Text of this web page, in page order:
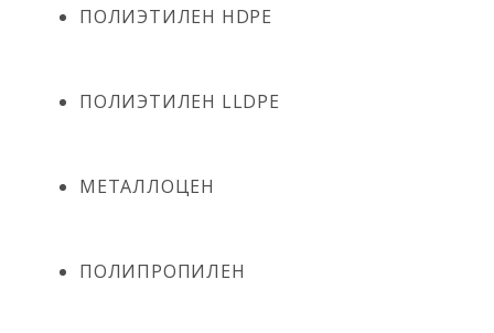
ПОЛИЭТИЛЕН HDPE
ПОЛИЭТИЛЕН LLDPE
МЕТАЛЛОЦЕН
ПОЛИПРОПИЛЕН